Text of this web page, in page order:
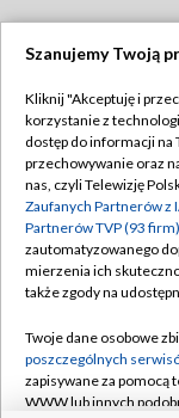
Abonament TVP
Emisja w TVP
Centrum
Naziemna
Rada
System NOS
Szanujemy Twoją
Kliknij "Akceptuję i
korzystanie z
dostęp do informacji
przechowywanie oraz
nas, czyli Telewizję
Zaufanych Partnerów z
Partnerów TVP (93 firm)
zautomatyzowanego
mierzenia ich
także zgody na
Twoje dane osobowe
poszczególnych
zapisywane za pomocą
WWW lub innych